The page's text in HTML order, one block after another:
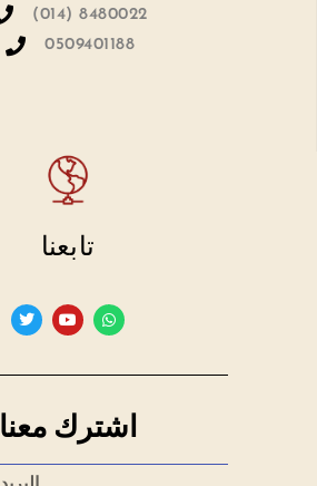
(014) 8480022
0509401188
تابعنا
اشترك معنا